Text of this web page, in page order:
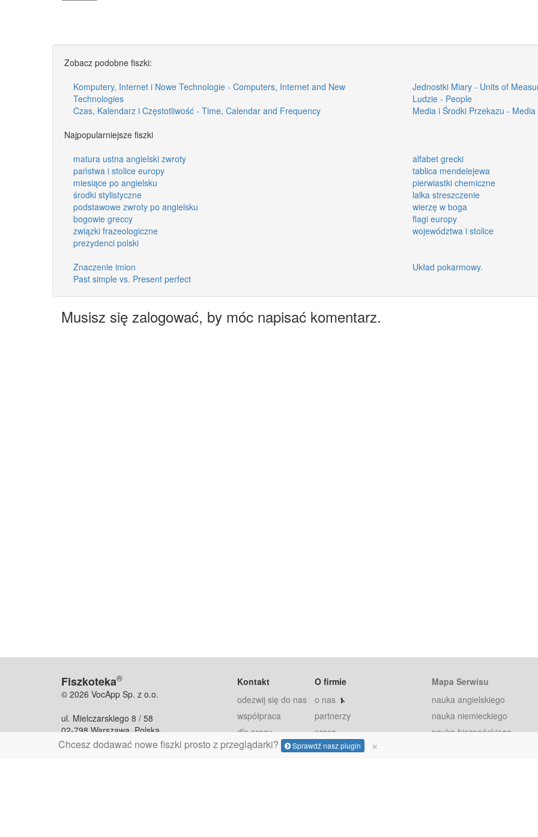
Chcesz dodawać nowe fiszki prosto z przeglądarki? Sprawdź nasz plugin ×
Zobacz podobne fiszki:
Komputery, Internet i Nowe Technologie - Computers, Internet and New
Technologies
Jednostki Miary - Units of
Ludzie - People
Czas, Kalendarz i Częstotliwość - Time, Calendar and Frequency
Media i Środki Przekazu -
Najpopularniejsze fiszki
matura ustna angielski zwroty
alfabet grecki
państwa i stolice europy
tablica mendelejewa
miesiące po angielsku
pierwiastki chemiczne
środki stylistyczne
lalka streszczenie
podstawowe zwroty po angielsku
wierzę w boga
bogowie greccy
flagi europy
związki frazeologiczne
województwa i stolice
prezydenci polski
Znaczenie imion
Układ pokarmowy.
Past simple vs. Present perfect
Musisz się zalogować, by móc napisać komentarz.
Fiszkoteka®
© 2026 VocApp Sp. z o.o.
ul. Mielczarskiego 8 / 58
02-798 Warszawa, Polska
Kontakt
odezwij się do nas
współpraca
dla prasy
O firmie
o nas
partnerzy
praca
staż
Mapa Serwisu
nauka angielskiego
nauka niemieckiego
nauka hiszpańskiego